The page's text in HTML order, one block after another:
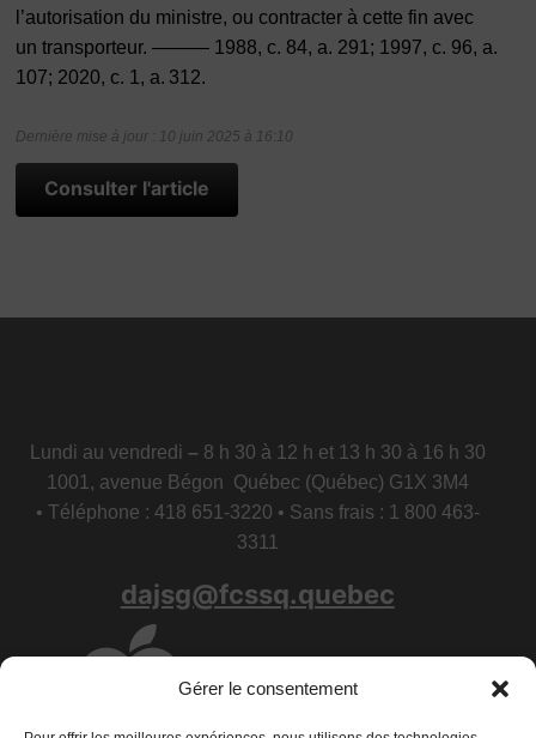
Gérer le consentement
l’autorisation du ministre, ou contracter à cette fin avec
un transporteur. ——— 1988, c. 84, a. 291; 1997, c. 96, a.
107; 2020, c. 1, a. 312.
Dernière mise à jour : 10 juin 2025 à 16:10
Consulter l'article
Lundi au vendredi – 8 h 30 à 12 h et 13 h 30 à 16 h 30
1001, avenue Bégon Québec (Québec) G1X 3M4
• Téléphone : 418 651-3220 • Sans frais : 1 800 463-
3311
dajsg@fcssq.quebec